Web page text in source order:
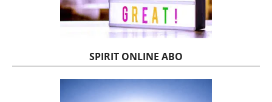
SPIRIT ONLINE ABO